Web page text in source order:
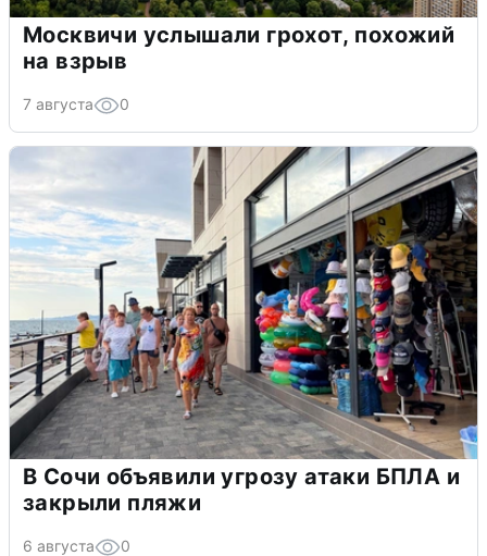
Москвичи услышали грохот, похожий
на взрыв
7 августа 0
В Сочи объявили угрозу атаки БПЛА и
закрыли пляжи
6 августа 0